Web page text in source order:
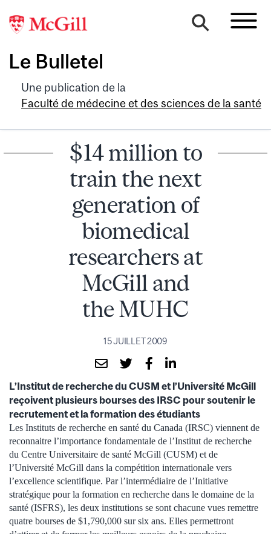
Le Bulletel
Une publication de la
Faculté de médecine et des sciences de la santé
$14 million to
train the next
generation of
biomedical
researchers at
McGill and
the MUHC
15 JUILLET 2009
L’Institut de recherche du CUSM et l’Université McGill
reçoivent plusieurs bourses des IRSC pour soutenir le
recrutement et la formation des étudiants
Les Instituts de recherche en santé du Canada (IRSC) viennent de
reconnaitre l’importance fondamentale de l’Institut de recherche
du Centre Universitaire de santé McGill (CUSM) et de
l’Université McGill dans la compétition internationale vers
l’excellence scientifique. Par l’intermédiaire de l’Initiative
stratégique pour la formation en recherche dans le domaine de la
santé (ISFRS), les deux institutions se sont chacune vues remettre
quatre bourses de $1,790,000 sur six ans. Elles permettront